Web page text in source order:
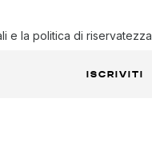
e la politica di riservatezza
ISCRIVITI